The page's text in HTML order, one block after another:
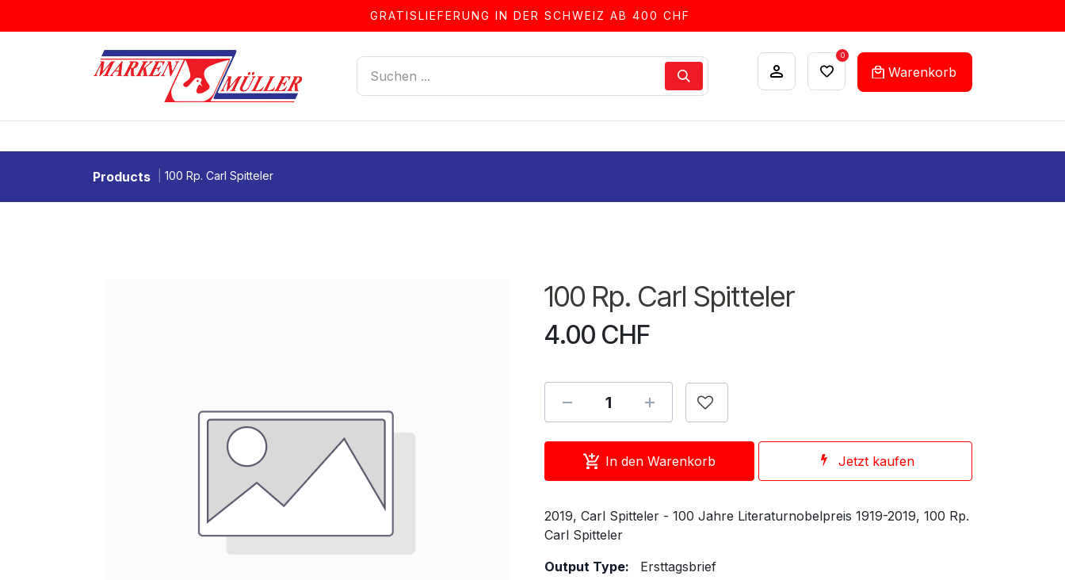
GRATISLIEFERUNG IN DER SCHWEIZ AB 400 CHF
0
Warenkorb
Products 100 Rp. Carl Spitteler
100 Rp. Carl Spitteler
4.00 CHF
In den Warenkorb Jetzt kaufen
2019, Carl Spitteler - 100 Jahre Literaturnobelpreis 1919-2019, 100 Rp.
Carl Spitteler
Output Type:
Ersttagsbrief